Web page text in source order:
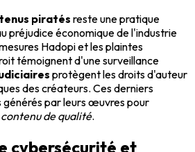
piratés reste une pratique
préjudice économique de l'industrie
Hadopi et les plaintes
témoignent d'une surveillance
protègent les droits d'auteur
des créateurs. Ces derniers
générés par leurs œuvres pour
contenu de qualité.
cybersécurité et